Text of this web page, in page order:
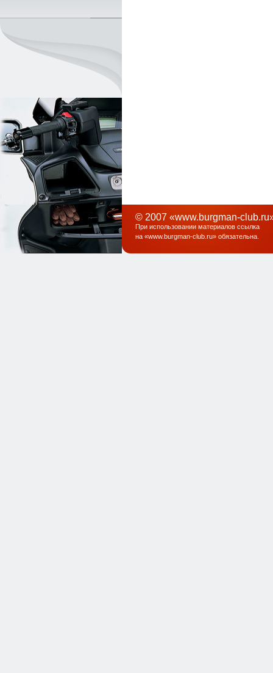
© 2007 «www.burgman-
При использовании материалов ссылка
на «www.burgman-club.ru» обязательна